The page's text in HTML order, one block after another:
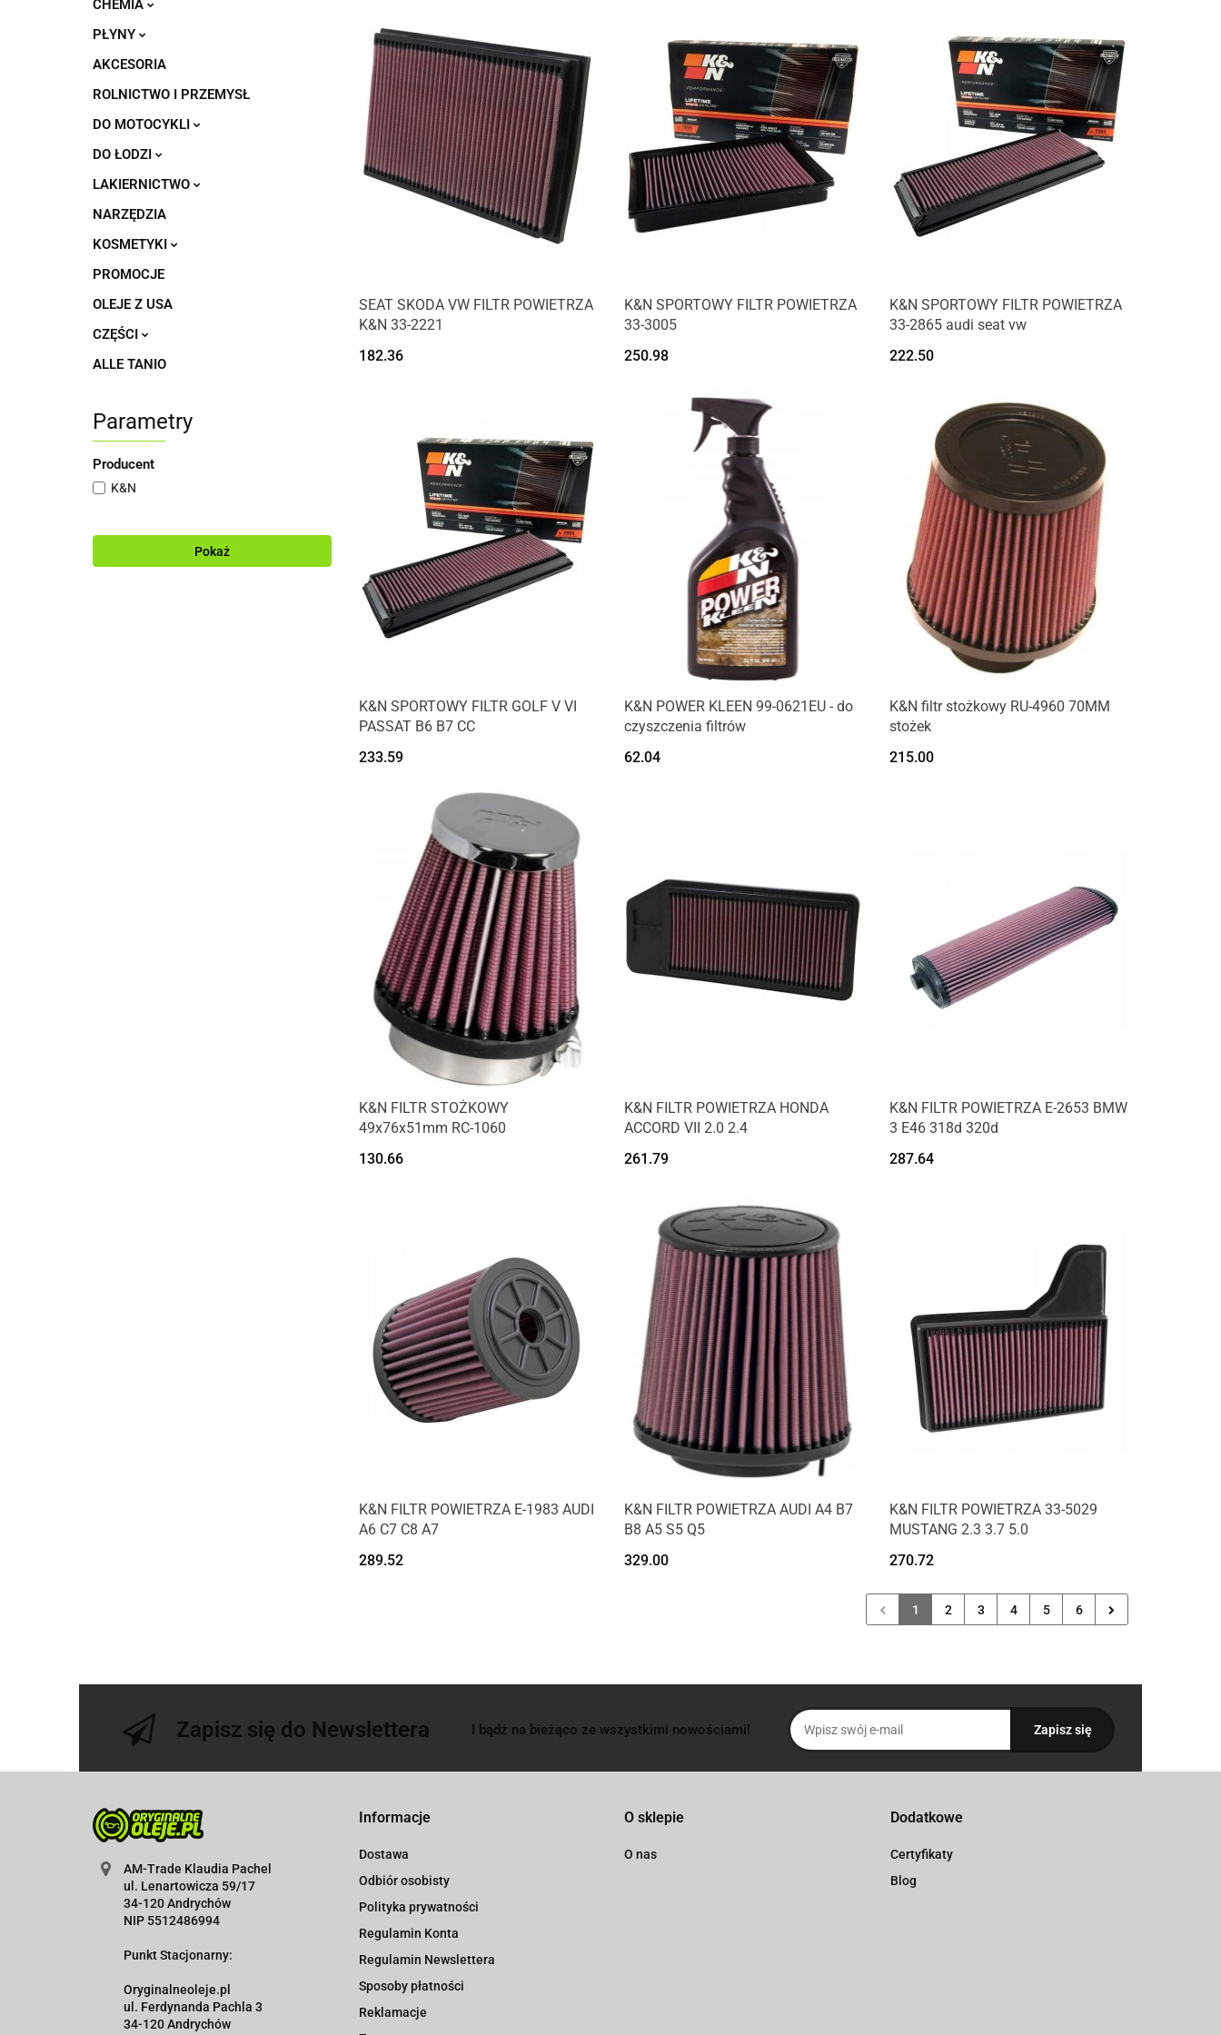
CHEMIA
PŁYNY
AKCESORIA
ROLNICTWO I PRZEMYSŁ
DO MOTOCYKLI
DO ŁODZI
LAKIERNICTWO
NARZĘDZIA
KOSMETYKI
PROMOCJE
OLEJE Z USA
CZĘŚCI
ALLE TANIO
Parametry
Producent
K&N
Pokaż
SEAT SKODA VW FILTR POWIETRZA
K&N 33-2221
182.36
K&N SPORTOWY FILTR POWIETRZA
33-3005
250.98
K&N SPORTOWY FILTR POWIETRZA
33-2865 audi seat vw
222.50
K&N SPORTOWY FILTR GOLF V VI
PASSAT B6 B7 CC
233.59
Produkt niedostępny
K&N POWER KLEEN 99-0621EU - do
czyszczenia filtrów
62.04
K&N filtr stożkowy RU-4960 70MM
stożek
215.00
K&N FILTR STOŻKOWY
49x76x51mm RC-1060
130.66
K&N FILTR POWIETRZA HONDA
ACCORD VII 2.0 2.4
261.79
Produkt niedostępny
K&N FILTR POWIETRZA E-2653 BMW
3 E46 318d 320d
287.64
K&N FILTR POWIETRZA E-1983 AUDI
A6 C7 C8 A7
289.52
K&N FILTR POWIETRZA AUDI A4 B7
B8 A5 S5 Q5
329.00
K&N FILTR POWIETRZA 33-5029
MUSTANG 2.3 3.7 5.0
270.72
1 2 3 4 5 6
Zapisz się do Newslettera I bądź na bieżąco ze wszystkimi nowościami!
AM-Trade Klaudia Pachel
ul. Lenartowicza 59/17
34-120 Andrychów
NIP 5512486994
Punkt Stacjonarny:
Oryginalneoleje.pl
ul. Ferdynanda Pachla 3
34-120 Andrychów
Informacje
Dostawa
Odbiór osobisty
Polityka prywatności
Regulamin Konta
Regulamin Newslettera
Sposoby płatności
Reklamacje
O sklepie
O nas
Dodatkowe
Certyfikaty
Blog